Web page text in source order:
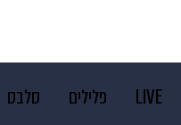
LIVE פלילים סלבס